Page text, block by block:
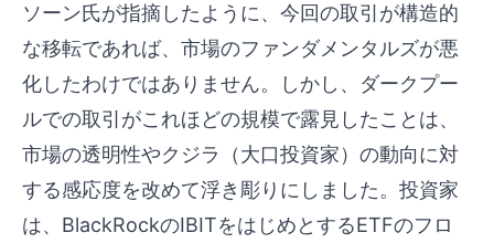
ソーン氏が指摘したように、今回の取引が構造的
な移転であれば、市場のファンダメンタルズが悪
化したわけではありません。しかし、ダークプー
ルでの取引がこれほどの規模で露見したことは、
市場の透明性やクジラ（大口投資家）の動向に対
する感応度を改めて浮き彫りにしました。投資家
は、BlackRockのIBITをはじめとするETFのフロ